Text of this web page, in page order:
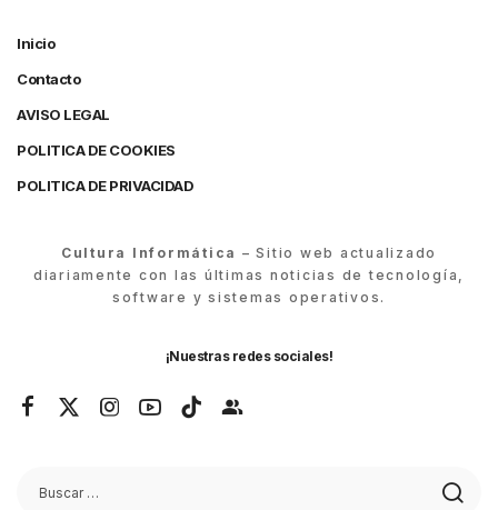
Inicio
Contacto
AVISO LEGAL
POLITICA DE COOKIES
POLITICA DE PRIVACIDAD
Cultura Informática – Sitio web actualizado
diariamente con las últimas noticias de tecnología,
software y sistemas operativos.
¡Nuestras redes sociales!